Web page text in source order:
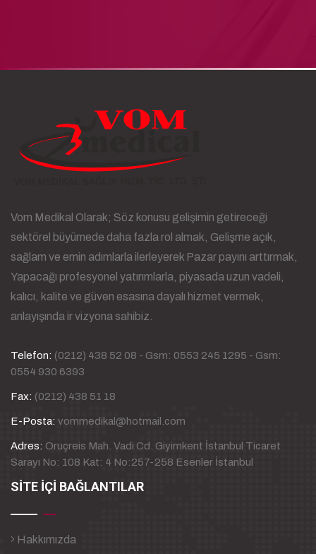
Vom Medikal Olarak; Söz konusu gelişimin getireceği
sektörel büyümede daha fazla rol almak, Gelişme açık,
sağlam ve emin adımlarla ilerleyerek Pazar payını arttırmak,
Yapacağı profesyonel yatırımlarla, piyasada uzun vadeli,
kalıcı, kalite ve güven esasına dayalı hizmet vermek,
anlayışında ir vizyona sahibiz.
Telefon: (0212) 438 52 08 - Gsm: 0553 245 1295 - Gsm:
0554 930 6393
Fax: (0212) 438 51 18
E-Posta: vommedikal@hotmail.com
Adres: Oruçreis Mah. Vadi Cd. Giyimkent İstanbul Ticaret
Sarayı No: 108 Kat: 4 No:257-258 Esenler İstanbul
SİTE İÇİ BAĞLANTILAR
Hakkımızda